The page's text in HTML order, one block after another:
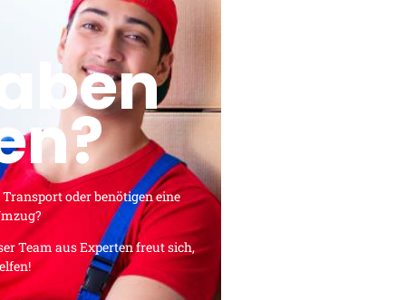
Transport oder benötigen eine
Team aus Experten freut sich,